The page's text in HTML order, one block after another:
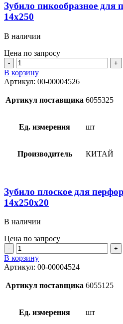
Зубило пикообразное для
14х250
В наличии
Цена по запросу
Количество
товара
Зубило
пикообразное
для
перфоратора
14х250
В корзину
Артикул: 00-00004526
Артикул поставщика 6055325
Ед. измерения шт
Производитель КИТАЙ
Зубило плоское для
14х250х20
В наличии
Цена по запросу
Количество
товара
Зубило
плоское
для
перфоратора
14х250х20
В корзину
Артикул: 00-00004524
Артикул поставщика 6055125
Ед. измерения шт